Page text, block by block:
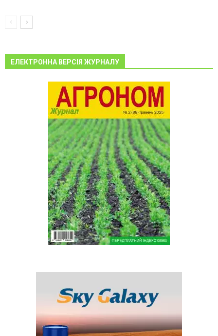
ЕЛЕКТРОННА ВЕРСІЯ ЖУРНАЛУ